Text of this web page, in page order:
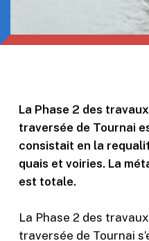
La Phase 2 des
traversée de Tournai
consistait en la
quais et voiries. La
est totale.
La Phase 2 des
traversée de Tournai